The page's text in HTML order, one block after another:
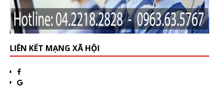
LIÊN KẾT MẠNG XÃ HỘI